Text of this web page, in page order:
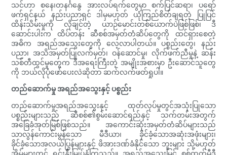
သင်ဟာ စနေ၊တနင်္ဂနွေ အားလပ်ရက်တွေမှာ စက်ပြင်ဆရာ၊ ပရော်
ဖက်ရှင်နယ် နည်းပညာရှင် ဒါမှမဟုတ် ယုံကြည်စိတ်ချရတဲ့ ပြုပြင်
ထိန်းသိမ်းမှုကို လိုချင်တဲ့ ယာဉ်မောင်းတစ်ယောက်ပဲဖြစ်ဖြစ်၊ ဒီ
ဆောင်းပါးက ထိပ်တန်း ဆီစစ်အမှတ်တံဆိပ်တွေကို ထင်ရှားစေတဲ့
အဓိက အရည်အသွေးတွေကို လေ့လာပါတယ်။ ပစ္စည်းတွေ၊ နည်း
ပညာ၊ အသိအမှတ်ပြုလက်မှတ်၊ ဝန်ဆောင်မှု၊ လိုက်ဖက်ညီမှုနဲ့ ဆန်း
သစ်တီထွင်မှုတွေက ဒီအရေးကြီးတဲ့ အမျိုးအစားမှာ ဦးဆောင်သူတွေ
ကို ဘယ်လိုပုံဖော်ပေးလဲဆိုတာ ဆက်လက်ဖတ်ရှုပါ။
တည်ဆောက်မှု အရည်အသွေးနှင့် ပစ္စည်း
တည်ဆောက်မှုအရည်အသွေးနှင့် ထုတ်လုပ်မှုတွင်အသုံးပြုသော
ပစ္စည်းများသည် ဆီစစ်၏စွမ်းဆောင်ရည်နှင့် သက်တမ်းအတွက်
အခြေခံအုတ်မြစ်ဖြစ်သည်။ အကောင်းဆုံးအမှတ်တံဆိပ်များသည်
သာလွန်ကောင်းမွန်သော မီဒီယာ၊ ခိုင်ခံ့သောအဆုံးအဖုံးများ၊
ခိုင်ခံ့သောအလယ်ပြွန်များနှင့် ဖိအားဒဏ်ခံနိုင်သော ဘူးများ သို့မဟုတ်